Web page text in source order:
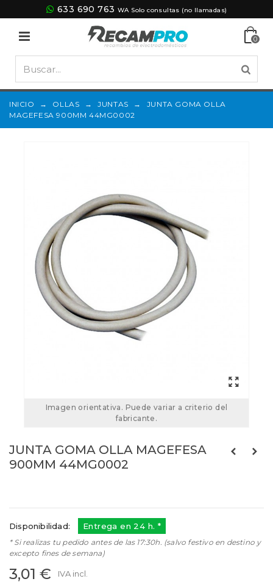
633 690 763 WA Solo consultas (no llamadas)
0
INICIO → OLLAS → JUNTAS →
JUNTA GOMA OLLA
MAGEFESA 900MM 44MG0002
Imagen orientativa. Puede variar a criterio del
fabricante.
JUNTA GOMA OLLA MAGEFESA
900MM 44MG0002
Disponibilidad: Entrega en 24 h. *
* Si realizas tu pedido antes de las 17:30h. (salvo festivo en destino y
excepto fines de semana)
3,01 € IVA incl.